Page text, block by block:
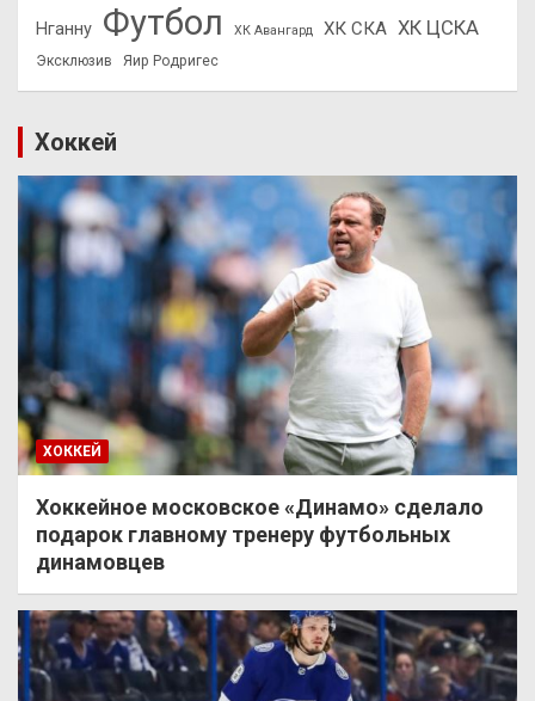
Нганну Футбол ХК Авангард ХК СКА ХК ЦСКА
Эксклюзив Яир Родригес
Хоккей
ХОККЕЙ
Хоккейное московское «Динамо» сделало
подарок главному тренеру футбольных
динамовцев